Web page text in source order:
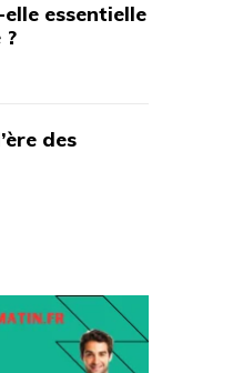
essentielle
?
des